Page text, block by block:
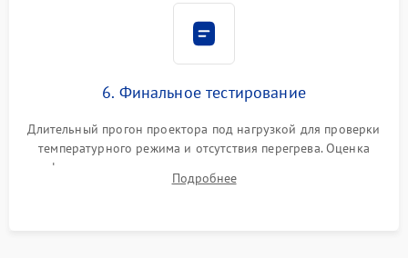
6. Финальное тестирование
Длительный прогон проектора под нагрузкой для проверки
температурного режима и отсутствия перегрева. Оценка
фокуса, контрастности и цветопередачи на тестовых
таблицах. Проверка работы всех видеовходов и кнопок
Подробнее